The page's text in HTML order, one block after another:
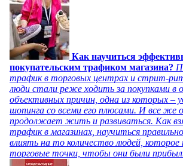
Как научиться
покупательским трафиком магазина?
трафик в торговых центрах и стрит-
люди стали реже ходить за покупками в
объективных причин, одна из которых –
шопинга со всеми его плюсами. И все же
продолжает жить и развиваться. Как
трафик в магазинах, научиться
влиять на то количество людей, которое
торговые точки, чтобы они были